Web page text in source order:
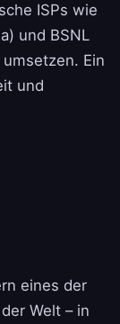
ISPs wie
und BSNL
Ein
und
eines der
Welt – in